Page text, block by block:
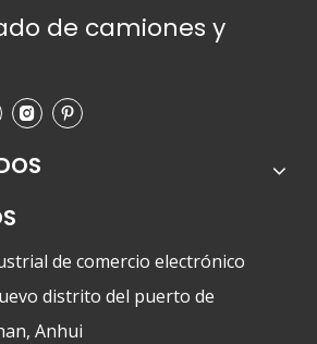
de camiones y
de comercio electrónico
distrito del puerto de
Anhui